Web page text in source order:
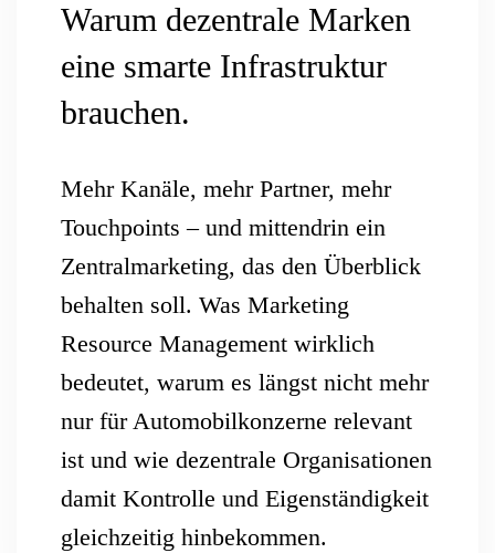
Warum dezentrale Marken
eine smarte Infrastruktur
brauchen.
Mehr Kanäle, mehr Partner, mehr
Touchpoints – und mittendrin ein
Zentralmarketing, das den Überblick
behalten soll. Was Marketing
Resource Management wirklich
bedeutet, warum es längst nicht mehr
nur für Automobilkonzerne relevant
ist und wie dezentrale Organisationen
damit Kontrolle und Eigenständigkeit
gleichzeitig hinbekommen.